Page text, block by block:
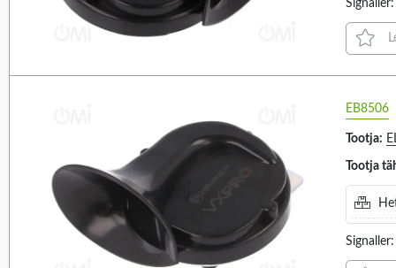
98DB (3)
A6BM (2)
A8BM (1)
AB6 (1)
AE20M (4)
EB8506
Tootja:
Tootja